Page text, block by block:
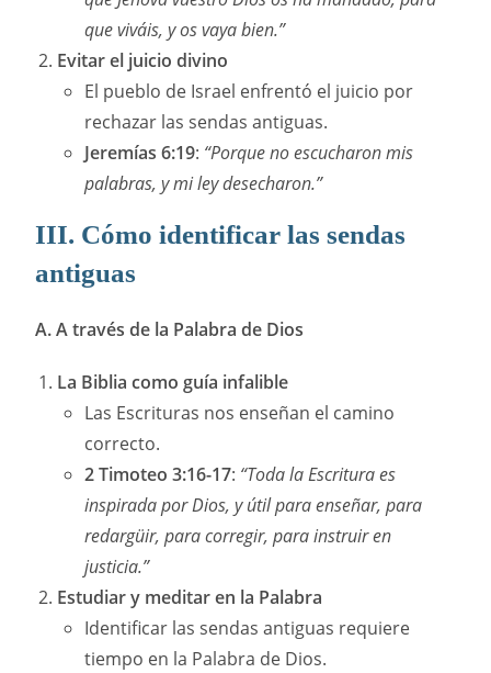
que viváis, y os vaya bien.”
Evitar el juicio divino
El pueblo de Israel enfrentó el juicio por
rechazar las sendas antiguas.
Jeremías 6:19: “Porque no escucharon mis
palabras, y mi ley desecharon.”
III. Cómo identificar las sendas
antiguas
A. A través de la Palabra de Dios
La Biblia como guía infalible
Las Escrituras nos enseñan el camino
correcto.
2 Timoteo 3:16-17: “Toda la Escritura es
inspirada por Dios, y útil para enseñar, para
redargüir, para corregir, para instruir en
justicia.”
Estudiar y meditar en la Palabra
Identificar las sendas antiguas requiere
tiempo en la Palabra de Dios.